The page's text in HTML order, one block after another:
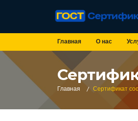
Главная О нас
Главная / Сертификат